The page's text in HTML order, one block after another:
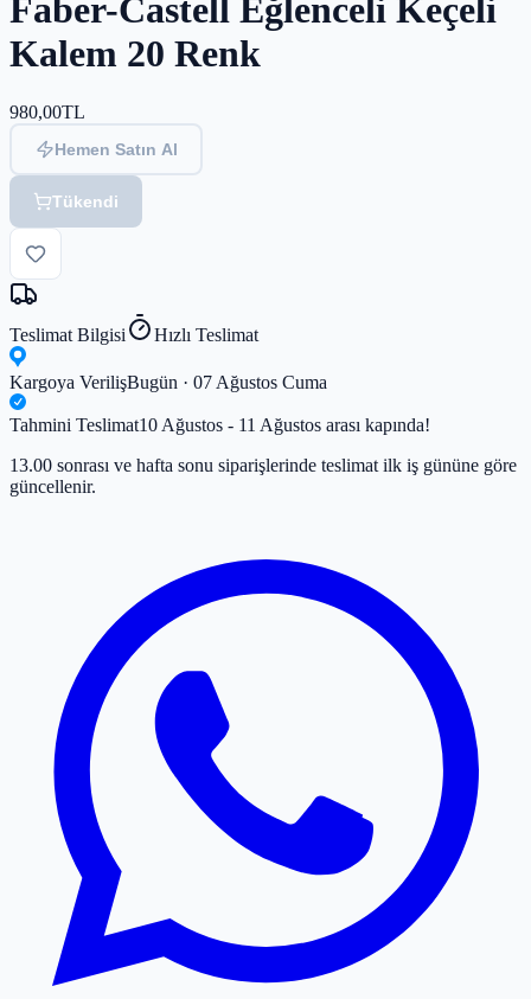
Faber-Castell Eğlenceli Keçeli
Kalem 20 Renk
980,00TL
Hemen Satın Al
Tükendi
Teslimat Bilgisi Hızlı Teslimat
Kargoya VerilişBugün · 07 Ağustos Cuma
Tahmini Teslimat10 Ağustos - 11 Ağustos arası kapında!
13.00 sonrası ve hafta sonu siparişlerinde teslimat ilk iş gününe göre
güncellenir.